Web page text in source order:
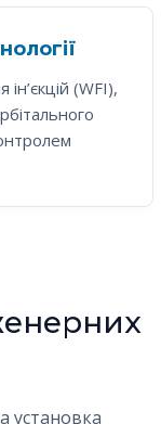
(WFI),
установка